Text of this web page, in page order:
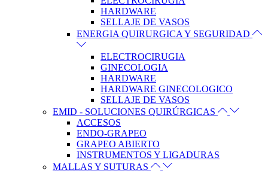
HARDWARE
SELLAJE DE VASOS
ENERGIA QUIRURGICA Y SEGURIDAD
ELECTROCIRUGIA
GINECOLOGIA
HARDWARE
HARDWARE GINECOLOGICO
SELLAJE DE VASOS
EMID - SOLUCIONES QUIRÚRGICAS
ACCESOS
ENDO-GRAPEO
GRAPEO ABIERTO
INSTRUMENTOS Y LIGADURAS
MALLAS Y SUTURAS